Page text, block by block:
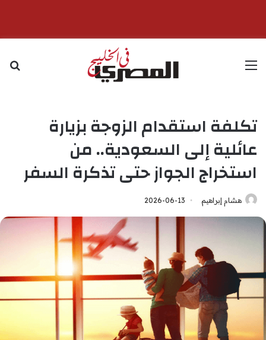
القائمة
تكلفة استقدام الزوجة بزيارة
عائلية إلى السعودية.. من
استخراج الجواز حتى تذكرة السفر
هشام إبراهيم 2026-06-13